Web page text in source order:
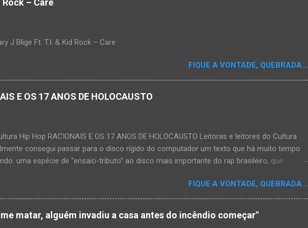
– Care
J Blige Ft. T.I. & Kid Rock – Care
FIQUE A VONTADE, QUEBRADA...
E OS 17 ANOS DE HOLOCAUSTO
Hip Hop RACIONAIS E OS 17 ANOS DE HOLOCAUSTO Leitoras e leitores do Cultura
consegui passar para o disco rígido do computador um texto que há muito tempo
uma espécie de "ensaio-tributo" ao disco mais importante do rap brasileiro, que
uma pequena digressão. É muito disseminada em nosso país a crença de que o
tem memória. Fala-se muito por aí que não cultuamos nossos antepassados nem nossa
No que diz respeito ao hip-hop, cabe a nós, formadores de opinião
responsáveis, tentar mudar essa trajetória de descaso e esquecimento. Assim, o sítio
FIQUE A VONTADE, QUEBRADA...
matar, alguém invadiu a casa antes do incêndio começar"